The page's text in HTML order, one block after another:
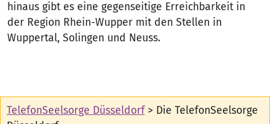
hinaus gibt es eine gegenseitige Erreichbarkeit in
der Region Rhein-Wupper mit den Stellen in
Wuppertal, Solingen und Neuss.
TelefonSeelsorge Düsseldorf> Die TelefonSeelsorge